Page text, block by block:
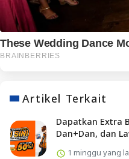
Artikel Terkait
Dapatkan Extra
Dan+Dan, dan
1 minggu yang